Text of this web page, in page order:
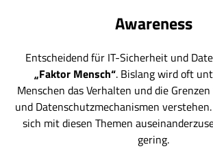
Awareness
Entscheidend für IT-Sicherheit und
„Faktor Mensch“. Bislang wird oft
Menschen das Verhalten und die
und Datenschutzmechanismen
sich mit diesen Themen
gering.